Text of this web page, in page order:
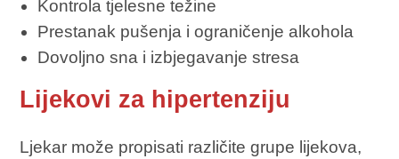
Kontrola tjelesne težine
Prestanak pušenja i ograničenje alkohola
Dovoljno sna i izbjegavanje stresa
Lijekovi za hipertenziju
Ljekar može propisati različite grupe lijekova,